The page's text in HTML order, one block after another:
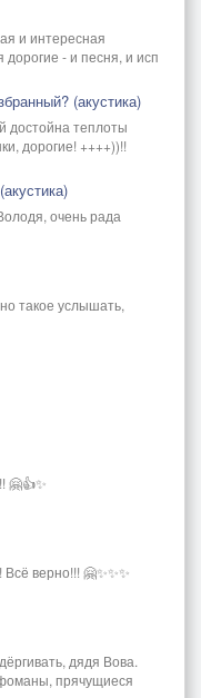
и интересная
дорогие - и песня, и исп
(акустика)
достойна теплоты
дорогие! ++++))!!
очень рада
такое услышать,
🤗👍✨
верно!!! 🤗✨✨✨
дядя Вова.
прячущиеся